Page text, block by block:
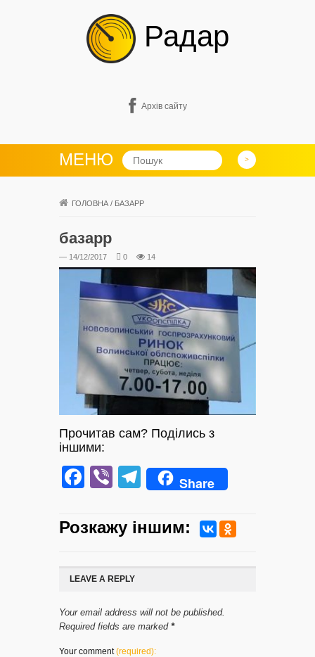
Радар
Архів сайту
МЕНЮ
ГОЛОВНА / БАЗАРР
базарр
— 14/12/2017 0 14
Прочитав сам? Поділись з
іншими:
Facebook
ViberTelegram
Share
Розкажу iншим:
LEAVE A REPLY
Your email address will not be published.
Required fields are marked *
Your comment(required):